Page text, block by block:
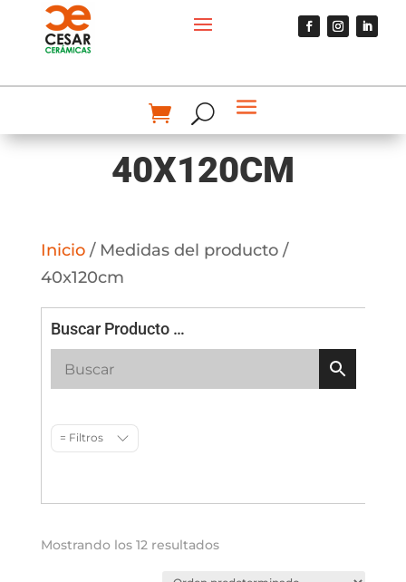
40X120CM
Inicio/ Medidas del producto /
40x120cm
Buscar Producto …
= Filtros
Mostrando los 12 resultados